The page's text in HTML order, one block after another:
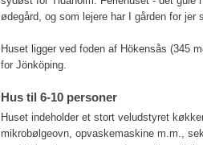
ødegård, og som lejere har I gården for jer
Huset ligger ved foden af Hökensås (345
for Jönköping.
Hus til 6-10 personer
Huset indeholder et stort veludstyret
mikrobølgeovn, opvaskemaskine m.m.,